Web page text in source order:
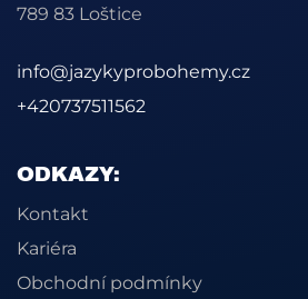
789 83 Loštice
info@jazykyprobohemy.cz
+420737511562
ODKAZY:
Kontakt
Kariéra
Obchodní podmínky